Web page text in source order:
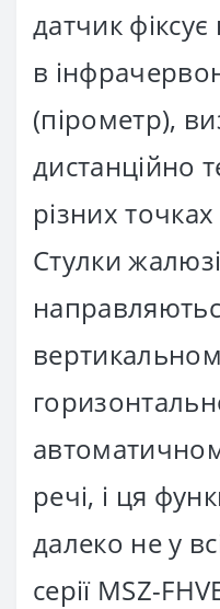
датчик
в
(пірометр),
дистанційно
різних
Стулки
речі, і ця
далеко не у
серії MSZ-